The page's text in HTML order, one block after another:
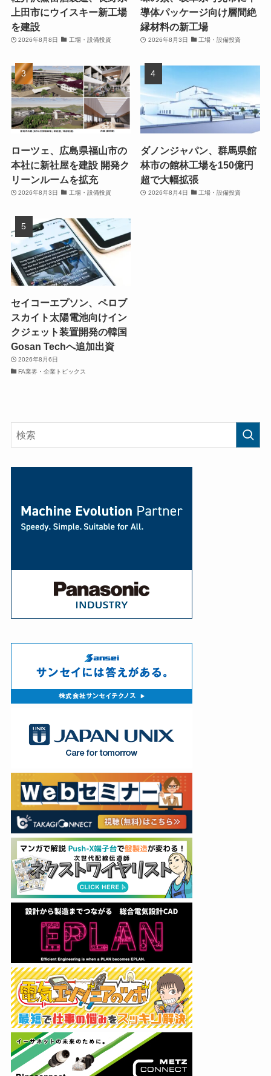
上田市にウイスキー新工場
を建設
2026年8月8日 工場・設備投資
導体パッケージ向け層間絶
縁材料の新工場
2026年8月3日 工場・設備投資
ローツェ、広島県福山市の
本社に新社屋を建設 開発ク
リーンルームを拡充
2026年8月3日 工場・設備投資
ダノンジャパン、群馬県館
林市の館林工場を150億円
超で大幅拡張
2026年8月4日 工場・設備投資
セイコーエプソン、ペロブ
スカイト太陽電池向けイン
クジェット装置開発の韓国
Gosan Techへ追加出資
2026年8月6日
FA業界・企業トピックス